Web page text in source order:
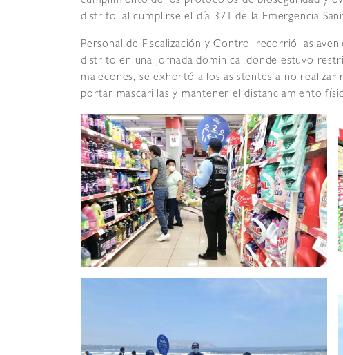
distrito, al cumplirse el día 371 de la Emergencia
Personal de Fiscalización y Control recorrió las
distrito en una jornada dominical donde estuvo
malecones, se exhortó a los asistentes a no
portar mascarillas y mantener el distanciamiento